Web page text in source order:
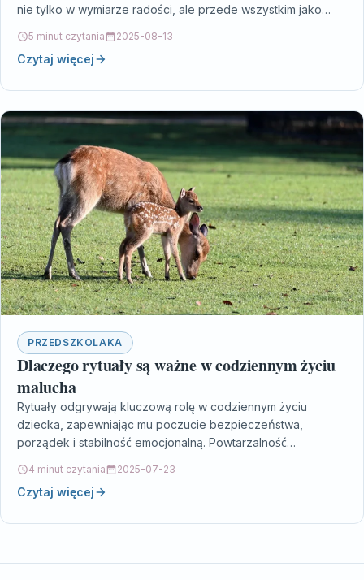
nie tylko w wymiarze radości, ale przede wszystkim jako
5 minut czytania 2025-08-13
Czytaj więcej
PRZEDSZKOLAKA
Dlaczego rytuały są ważne w codziennym życiu
malucha
Rytuały odgrywają kluczową rolę w codziennym życiu
dziecka, zapewniając mu poczucie bezpieczeństwa,
porządek i stabilność emocjonalną. Powtarzalność
przytulanie…
4 minut czytania 2025-07-23
Czytaj więcej